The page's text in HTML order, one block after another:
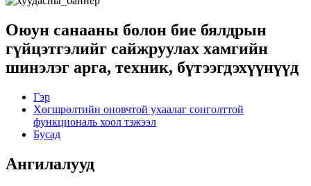
Оюун санааны болон бие бялдрын
гүйцэтгэлийг сайжруулах хамгийн
шинэлэг арга, техник, бүтээгдэхүүнүүд
Гэр
Хөгшрөлтийн оновчтой ухаалаг сонголттой
функциональ хоол тэжээл
Бусад
Ангилалууд